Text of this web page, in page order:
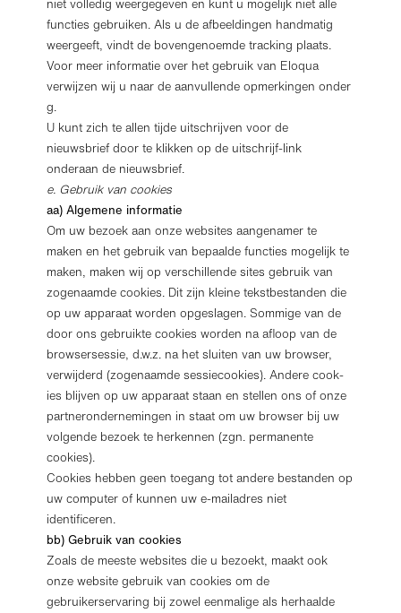
niet volledig weergegeven en kunt u mogelijk niet alle
functies gebruiken. Als u de afbeeldingen handmatig
weergeeft, vindt de bovengenoemde tracking plaats.
Voor meer informatie over het gebruik van Eloqua
verwijzen wij u naar de aanvullende opmerkingen onder
g.
U kunt zich te allen tijde uitschrijven voor de
nieuwsbrief door te klikken op de uitschrijf-link
onderaan de nieuwsbrief.
e. Gebruik van cookies
aa) Algemene informatie
Om uw bezoek aan onze websites aangenamer te
maken en het gebruik van bepaalde functies mogelijk te
maken, maken wij op verschillende sites gebruik van
zogenaamde cookies. Dit zijn kleine tekstbestanden die
op uw apparaat worden opgeslagen. Sommige van de
door ons gebruikte cookies worden na afloop van de
browsersessie, d.w.z. na het sluiten van uw browser,
verwijderd (zogenaamde sessiecookies). Andere cook-
ies blijven op uw apparaat staan en stellen ons of onze
partnerondernemingen in staat om uw browser bij uw
volgende bezoek te herkennen (zgn. permanente
cookies).
Cookies hebben geen toegang tot andere bestanden op
uw computer of kunnen uw e-mailadres niet
identificeren.
bb) Gebruik van cookies
Zoals de meeste websites die u bezoekt, maakt ook
onze website gebruik van cookies om de
gebruikerservaring bij zowel eenmalige als herhaalde